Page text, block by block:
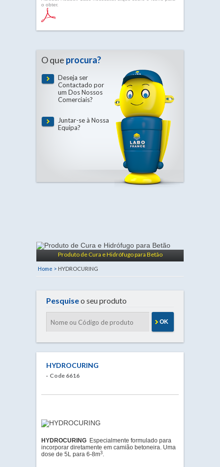
o obter.
O que procura?
Deseja ser
Contactado por
um Dos Nossos
Comerciais?
Juntar-se à Nossa
Equipa?
Produto de Cura e Hidrófugo para Betão
Home > HYDROCURING
Pesquiseo seu produto
OK
HYDROCURING
· Code 6616
HYDROCURING Especialmente formulado para
incorporar diretamente em camião betoneira. Uma
dose de 5L para 6-8m3.